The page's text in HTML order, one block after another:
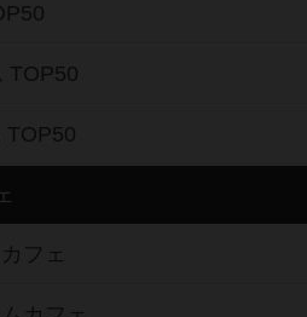
TOP50
TOP50
フェ